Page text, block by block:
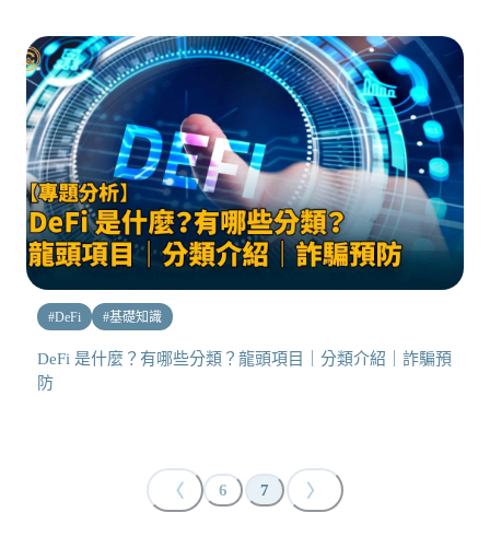
#DeFi #基礎知識
DeFi 是什麼？有哪些分類？龍頭項目｜分類介紹｜詐騙預
防
〈 6 7 〉